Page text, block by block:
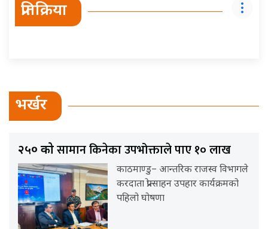
प्रतिक्रिया
भर्खर
२५० कोसामान किनेका उपभोक्ताले पाए १० लाख
काठमाण्डु– आन्तरिक राजस्व विभागले
करदाता प्रोत्साहन उपहार कार्यक्रमको
पहिलो घोषणा